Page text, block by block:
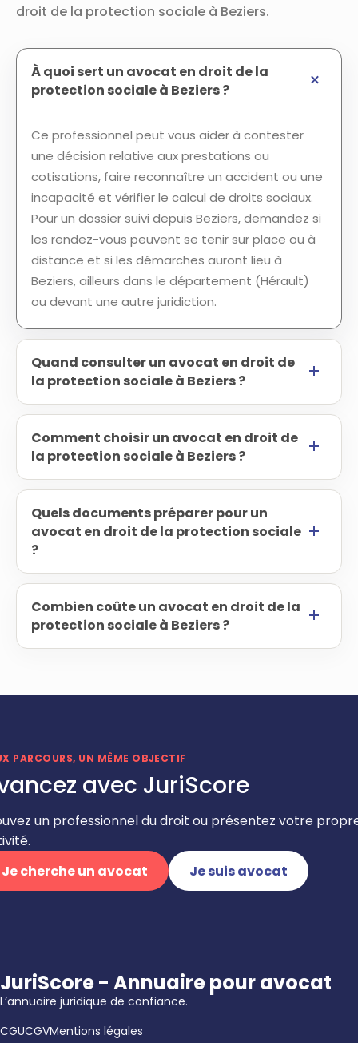
droit de la protection sociale à Beziers.
À quoi sert un avocat en droit de la
protection sociale à Beziers ?
Ce professionnel peut vous aider à contester
une décision relative aux prestations ou
cotisations, faire reconnaître un accident ou une
incapacité et vérifier le calcul de droits sociaux.
Pour un dossier suivi depuis Beziers, demandez si
les rendez-vous peuvent se tenir sur place ou à
distance et si les démarches auront lieu à
Beziers, ailleurs dans le département (Hérault)
ou devant une autre juridiction.
Quand consulter un avocat en droit de
la protection sociale à Beziers ?
Comment choisir un avocat en droit de
la protection sociale à Beziers ?
Quels documents préparer pour un
avocat en droit de la protection sociale
?
Combien coûte un avocat en droit de la
protection sociale à Beziers ?
PARCOURS, UN MÊME OBJECTIF
avec JuriScore
un professionnel du droit ou présentez votre
Je cherche un avocat
Je suis avocat
JuriScore - Annuaire pour avocat
L’annuaire juridique de confiance.
CGUCGVMentions légales